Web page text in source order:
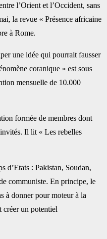
l’Orient et l’Occident, sans
la revue « Présence africaine
à Rome.
‎une idée qui pourrait fausser
coranique » est sous
mensuelle de 10.000
‎formée de membres dont
Il lit « Les rebelles
‎d’Etats : Pakistan, Soudan,
communiste. En principe, le
à donner pour moteur à la
‎créer un potentiel